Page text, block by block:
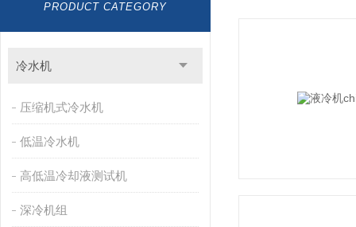
PRODUCT CATEGORY
冷水机
压缩机式冷水机
低温冷水机
高低温冷却液测试机
深冷机组